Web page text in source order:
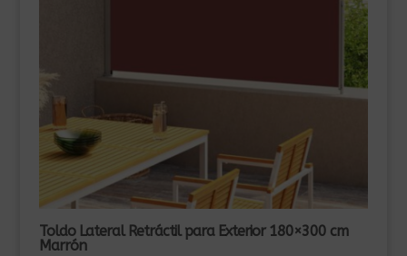
Toldo Lateral Retráctil para Exterior 180×300 cm
Marrón